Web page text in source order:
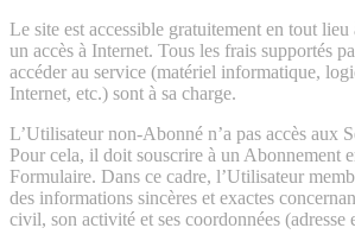
Le site est accessible gratuitement en tout
un accès à Internet. Tous les frais supportés
accéder au service (matériel informatique,
Internet, etc.) sont à sa charge.
L’Utilisateur non-Abonné n’a pas accès aux
Pour cela, il doit souscrire à un Abonnement
Formulaire. Dans ce cadre, l’Utilisateur
des informations sincères et exactes
civil, son activité et ses coordonnées (adresse